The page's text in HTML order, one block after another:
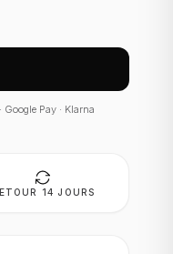
Pay · Klarna
14 JOURS